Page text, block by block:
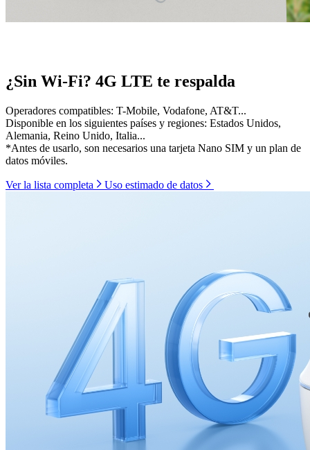
¿Sin Wi-Fi? 4G LTE te respalda
Operadores compatibles: T-Mobile, Vodafone, AT&T...
Disponible en los siguientes países y regiones: Estados Unidos,
Alemania, Reino Unido, Italia...
*Antes de usarlo, son necesarios una tarjeta Nano SIM y un plan de
datos móviles.
Ver la lista completa Uso estimado de datos